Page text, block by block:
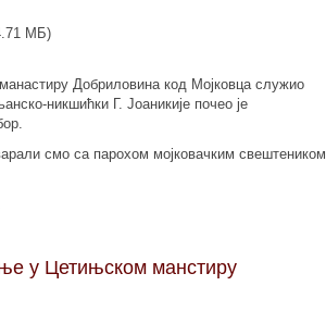
МБ)
Добриловина код Мојковца служио
никшићки Г. Јоаникије почео је
смо са парохом мојковачким свештеником
у Цетињском манстиру